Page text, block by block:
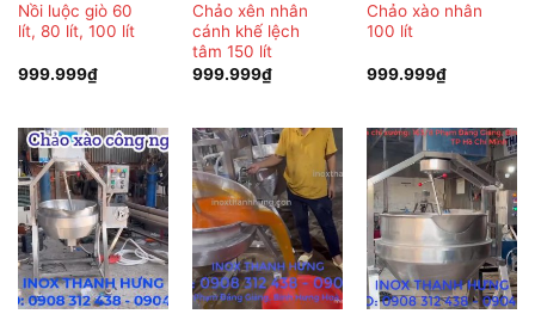
Nồi luộc giò 60
lít, 80 lít, 100 lít
999.999₫
Chảo xên nhân
cánh khế lệch
tâm 150 lít
999.999₫
Chảo xào nhân
100 lít
999.999₫